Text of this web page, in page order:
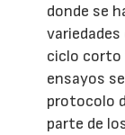
donde se
ciclo corto
ensayos
protocolo
parte de